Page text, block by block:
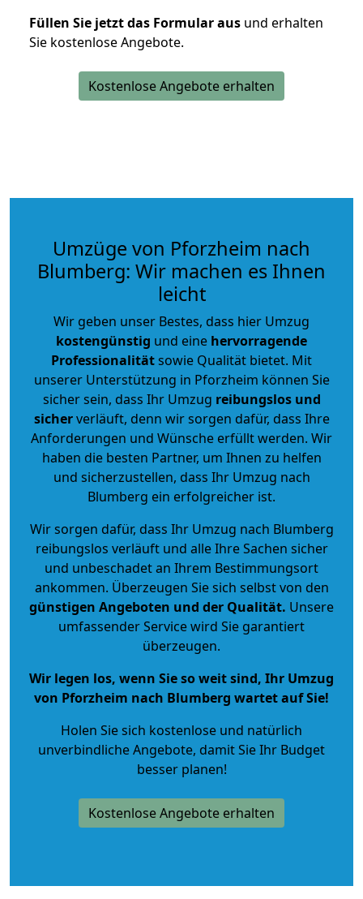
Füllen Sie jetzt das Formular aus und erhalten
Sie kostenlose Angebote.
Kostenlose Angebote erhalten
Umzüge von Pforzheim nach
Blumberg: Wir machen es Ihnen
leicht
Wir geben unser Bestes, dass hier Umzug
kostengünstig und eine hervorragende
Professionalitätsowie Qualität bietet. Mit
unserer Unterstützung in Pforzheim können Sie
sicher sein, dass Ihr Umzug reibungslos und
sicherverläuft, denn wir sorgen dafür, dass Ihre
Anforderungen und Wünsche erfüllt werden. Wir
haben die besten Partner, um Ihnen zu helfen
und sicherzustellen, dass Ihr Umzug nach
Blumberg ein erfolgreicher ist.
Wir sorgen dafür, dass Ihr Umzug nach Blumberg
reibungslos verläuft und alle Ihre Sachen sicher
und unbeschadet an Ihrem Bestimmungsort
ankommen. Überzeugen Sie sich selbst von den
günstigen Angeboten und der Qualität. Unsere
umfassender Service wird Sie garantiert
überzeugen.
Wir legen los, wenn Sie so weit sind, Ihr Umzug
von Pforzheim nach Blumberg wartet auf Sie!
Holen Sie sich kostenlose und natürlich
unverbindliche Angebote, damit Sie Ihr Budget
besser planen!
Kostenlose Angebote erhalten